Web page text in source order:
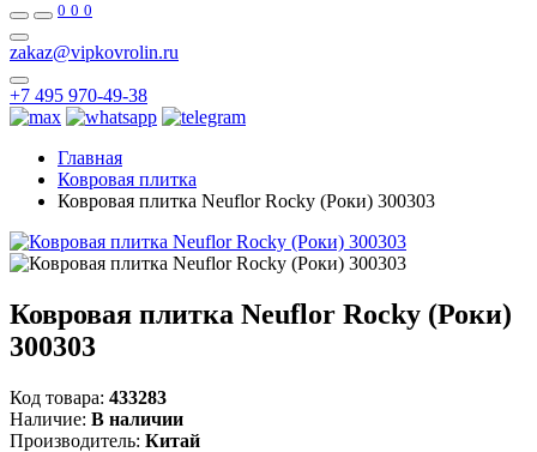
0 0 0
zakaz@vipkovrolin.ru
+7 495 970-49-38
Главная
Ковровая плитка
Ковровая плитка Neuflor Rocky (Роки) 300303
Ковровая плитка Neuflor Rocky (Роки)
300303
Код товара: 433283
Наличие: В наличии
Производитель: Китай